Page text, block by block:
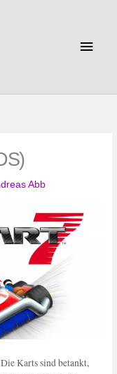
Abb
Karts sind betankt,